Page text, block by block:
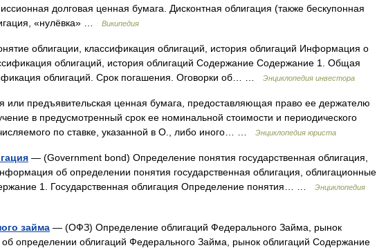
долговая ценная бумага. Дисконтная облигация (также бескупонная
«нулёвка» …
Википедия
облигации, классификация облигаций, история облигаций Информация о
облигаций, история облигаций Содержание Содержание 1. Общая
облигаций. Срок погашения. Оговорки об… …
Энциклопедия инвестора
предъявительская ценная бумага, предоставляющая право ее держателю
в предусмотренный срок ее номинальной стоимости и периодического
по ставке, указанной в О., либо иного… …
Энциклопедия юриста
— (Government bond) Определение понятия государственная облигация,
об определении понятия государственная облигация, облигационные
1. Государственная облигация Определение понятия… …
Энциклопедия
займа — (ОФЗ) Определение облигаций Федерального Займа, рынок
определении облигаций Федерального Займа, рынок облигаций Содержание